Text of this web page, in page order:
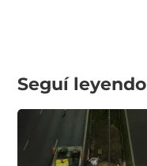
Seguí leyendo